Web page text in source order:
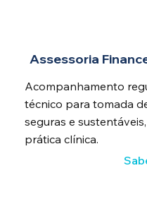
Assessoria
Acompanhamento
técnico para tomada
seguras e
prática clínica.